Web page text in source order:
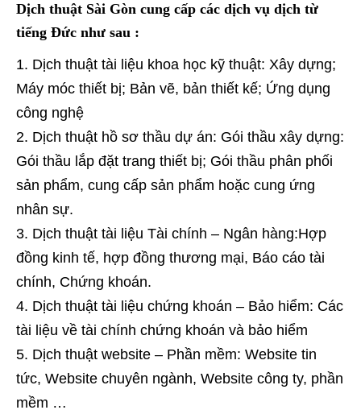
Dịch thuật Sài Gòn cung cấp các dịch vụ dịch từ
tiếng Đức như sau :
Dịch thuật tài liệu khoa học kỹ thuật: Xây dựng;
Máy móc thiết bị; Bản vẽ, bản thiết kế; Ứng dụng
công nghệ
Dịch thuật hồ sơ thầu dự án: Gói thầu xây dựng:
Gói thầu lắp đặt trang thiết bị; Gói thầu phân phối
sản phẩm, cung cấp sản phẩm hoặc cung ứng
nhân sự.
Dịch thuật tài liệu Tài chính – Ngân hàng:Hợp
đồng kinh tế, hợp đồng thương mại, Báo cáo tài
chính, Chứng khoán.
Dịch thuật tài liệu chứng khoán – Bảo hiểm: Các
tài liệu về tài chính chứng khoán và bảo hiểm
Dịch thuật website – Phần mềm: Website tin
tức, Website chuyên ngành, Website công ty, phần
mềm …